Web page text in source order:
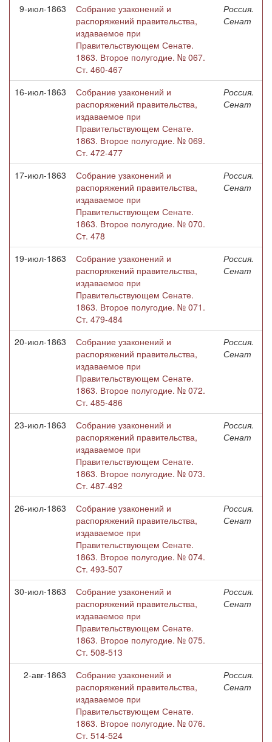
9-июл-1863
Собрание узаконений и
распоряжений правительства,
издаваемое при
Правительствующем Сенате.
1863. Второе полугодие. № 067.
Ст. 460-467
Россия.
Сенат
16-июл-1863
Собрание узаконений и
распоряжений правительства,
издаваемое при
Правительствующем Сенате.
1863. Второе полугодие. № 069.
Ст. 472-477
Россия.
Сенат
17-июл-1863
Собрание узаконений и
распоряжений правительства,
издаваемое при
Правительствующем Сенате.
1863. Второе полугодие. № 070.
Ст. 478
Россия.
Сенат
19-июл-1863
Собрание узаконений и
распоряжений правительства,
издаваемое при
Правительствующем Сенате.
1863. Второе полугодие. № 071.
Ст. 479-484
Россия.
Сенат
20-июл-1863
Собрание узаконений и
распоряжений правительства,
издаваемое при
Правительствующем Сенате.
1863. Второе полугодие. № 072.
Ст. 485-486
Россия.
Сенат
23-июл-1863
Собрание узаконений и
распоряжений правительства,
издаваемое при
Правительствующем Сенате.
1863. Второе полугодие. № 073.
Ст. 487-492
Россия.
Сенат
26-июл-1863
Собрание узаконений и
распоряжений правительства,
издаваемое при
Правительствующем Сенате.
1863. Второе полугодие. № 074.
Ст. 493-507
Россия.
Сенат
30-июл-1863
Собрание узаконений и
распоряжений правительства,
издаваемое при
Правительствующем Сенате.
1863. Второе полугодие. № 075.
Ст. 508-513
Россия.
Сенат
2-авг-1863
Собрание узаконений и
распоряжений правительства,
издаваемое при
Правительствующем Сенате.
1863. Второе полугодие. № 076.
Ст. 514-524
Россия.
Сенат